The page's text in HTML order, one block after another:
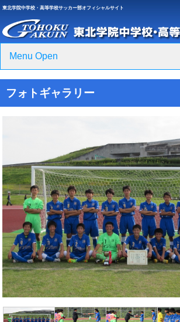
東北学院中学校・高等学校サッカー部オフィシャルサイト
Menu Open
クラブ紹介・進路実績
スケジュール
グラウンド・施設紹介
フォトギャラリー
応援グッズご案内
OB会
フォトギャラリー